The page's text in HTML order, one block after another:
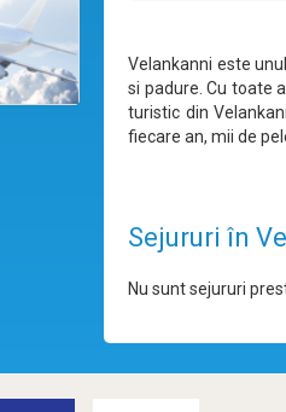
Velankanni este
si padure. Cu toate
turistic din
fiecare an, mii de
Sejururi în
Nu sunt sejururi